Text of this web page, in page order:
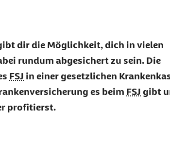
dir die Möglichkeit, dich in vielen
rundum abgesichert zu sein. Die
FSJ in einer gesetzlichen
es beim FSJ gibt
profitierst.